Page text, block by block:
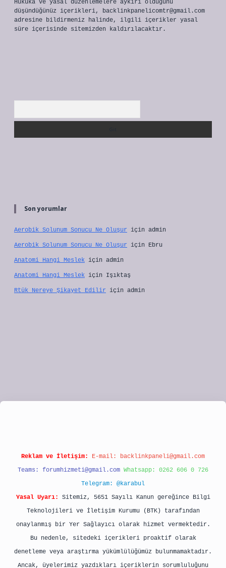
Hukuka ve yasal düzenlemelere aykırı olduğunu
düşündüğünüz içerikleri, backlinkpanelicomtr@gmail.com
adresine bildirmeniz halinde, ilgili içerikler yasal
süre içerisinde sitemizden kaldırılacaktır.
Son yorumlar
Aerobik Solunum Sonucu Ne Oluşur için admin
Aerobik Solunum Sonucu Ne Oluşur için Ebru
Anatomi Hangi Meslek için admin
Anatomi Hangi Meslek için Işıktaş
Rtük Nereye Şikayet Edilir için admin
Reklam ve İletişim: E-mail: backlinkpaneli@gmail.com
Teams: forumhizmeti@gmail.com Whatsapp: 0262 606 0 726
Telegram: @karabul
Yasal Uyarı:
Sitemiz, 5651 Sayılı Kanun gereğince Bilgi
Teknolojileri ve İletişim Kurumu (BTK) tarafından
onaylanmış bir Yer Sağlayıcı olarak hizmet vermektedir.
Bu nedenle, sitedeki içerikleri proaktif olarak
denetleme veya araştırma yükümlülüğümüz bulunmamaktadır.
Ancak, üyelerimiz yazdıkları içeriklerin sorumluluğunu